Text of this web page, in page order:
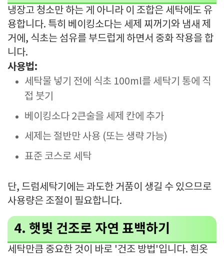
냉장고 청소만 하는 게 아니라 이 조합은 세탁에도 유
용합니다. 특히 베이킹소다는 세제 찌꺼기와 냄새 제
거에, 식초는 섬유를 부드럽게 하면서 중화 작용을 합
니다.
사용법:
세탁물 넣기 전에 식초 100ml를 세탁기 통에 직
접 붓기
베이킹소다 2큰술을 세제 칸에 추가
세제는 절반만 사용 (또는 생략 가능)
표준 코스로 세탁
단, 드럼세탁기에는 과도한 거품이 생길 수 있으므로
사용량은 조절이 필요합니다.
4. 햇빛 건조로 자연 표백하기
세탁만큼 중요한 것이 바로 '건조 방법'입니다. 흰옷